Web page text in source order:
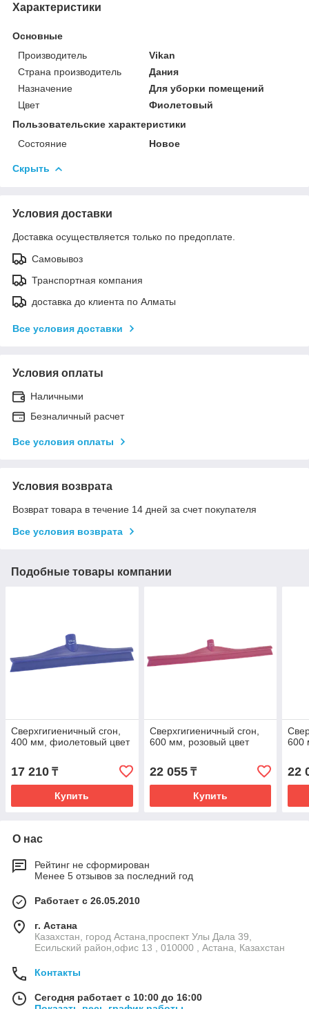
Характеристики
Основные
Производитель
Vikan
Страна производитель
Дания
Назначение
Для уборки помещений
Цвет
Фиолетовый
Пользовательские характеристики
Состояние
Новое
Скрыть
Условия доставки
Доставка осуществляется только по предоплате.
Самовывоз
Транспортная компания
доставка до клиента по Алматы
Все условия доставки
Условия оплаты
Наличными
Безналичный расчет
Все условия оплаты
Условия возврата
Возврат товара в течение 14 дней за счет покупателя
Все условия возврата
Подобные товары компании
Сверхгигиеничный сгон,
400 мм, фиолетовый цвет
17 210 ₸
Купить
Сверхгигиеничный сгон,
600 мм, розовый цвет
22 055₸
Купить
600
22
О нас
Рейтинг не сформирован
Менее 5 отзывов за последний год
Работает с 26.05.2010
г. Астана
Казахстан, город Астана,проспект Улы Дала 39,
Есильский район,офис 13 , 010000 , Астана, Казахстан
Контакты
Сегодня работает с 10:00 до 16:00